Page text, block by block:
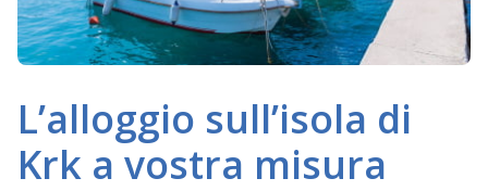
L’alloggio sull’isola di
Krk a vostra misura